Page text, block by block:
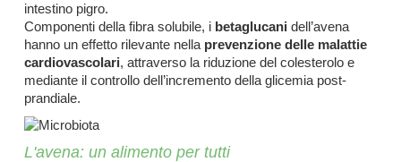
fisico
intestino pigro.
Componenti della fibra solubile, i betaglucani dell’avena
hanno un effetto rilevante nella prevenzione delle malattie
cardiovascolari, attraverso la riduzione del colesterolo e
mediante il controllo dell’incremento della glicemia post-
prandiale.
L'avena: un alimento per tutti